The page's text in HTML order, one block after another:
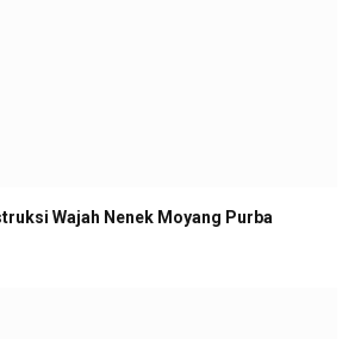
Wajah Nenek Moyang Purba